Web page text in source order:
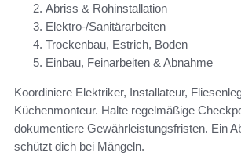
Abriss & Rohinstallation
Elektro-/Sanitärarbeiten
Trockenbau, Estrich, Boden
Einbau, Feinarbeiten & Abnahme
Koordiniere Elektriker, Installateur,
Küchenmonteur. Halte regelmäßige
dokumentiere Gewährleistungsfristen. Ein
schützt dich bei Mängeln.